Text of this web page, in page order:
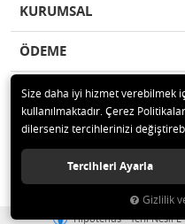
KURUMSAL
ÖDEME
İLETİŞİM
© 2020 MAG
Hipotenüs Yeni Nesil
Size daha iyi hizmet verebilmek
kullanılmaktadır. Çerez
dilerseniz tercihlerinizi
Tercihleri Ayarla
Gizlilik